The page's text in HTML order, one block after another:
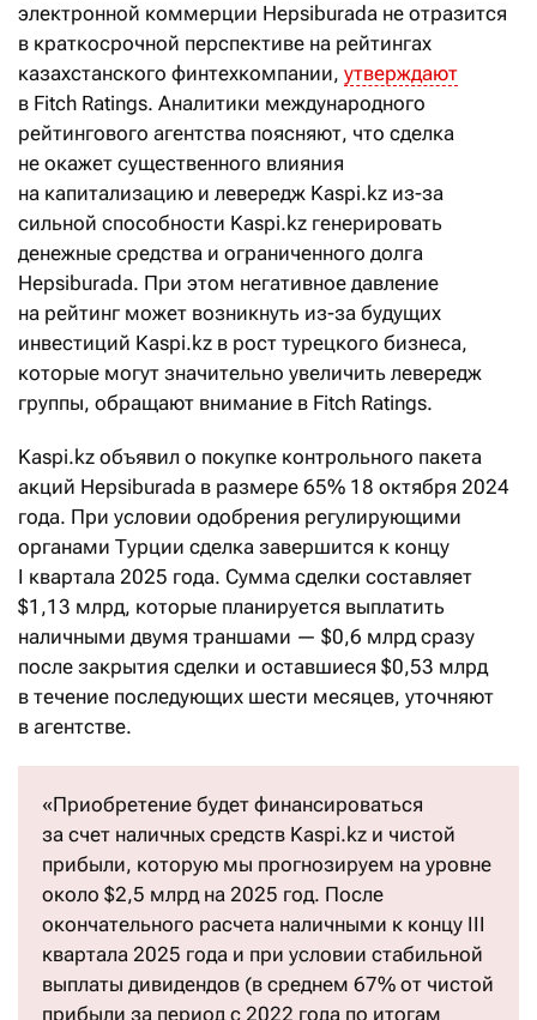
электронной коммерции Hepsiburada не отразится
в краткосрочной перспективе на рейтингах
казахстанского финтехкомпании, утверждают
в Fitch Ratings. Аналитики международного
рейтингового агентства поясняют, что сделка
не окажет существенного влияния
на капитализацию и левередж Kaspi.kz из-за
сильной способности Kaspi.kz генерировать
денежные средства и ограниченного долга
Hepsiburada. При этом негативное давление
на рейтинг может возникнуть из-за будущих
инвестиций Kaspi.kz в рост турецкого бизнеса,
которые могут значительно увеличить левередж
группы, обращают внимание в Fitch Ratings.
Kaspi.kz объявил о покупке контрольного пакета
акций Hepsiburada в размере 65% 18 октября 2024
года. При условии одобрения регулирующими
органами Турции сделка завершится к концу
I квартала 2025 года. Сумма сделки составляет
$1,13 млрд, которые планируется выплатить
наличными двумя траншами — $0,6 млрд сразу
после закрытия сделки и оставшиеся $0,53 млрд
в течение последующих шести месяцев, уточняют
в агентстве.
«Приобретение будет финансироваться
за счет наличных средств Kaspi.kz и чистой
прибыли, которую мы прогнозируем на уровне
около $2,5 млрд на 2025 год. После
окончательного расчета наличными к концу III
квартала 2025 года и при условии стабильной
выплаты дивидендов (в среднем 67% от чистой
прибыли за период с 2022 года по итогам